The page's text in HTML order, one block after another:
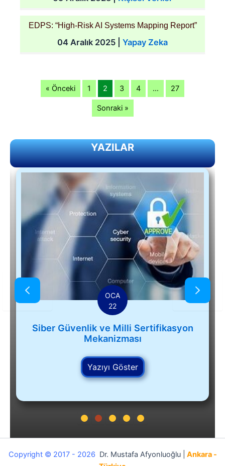
EDPS: “High-Risk AI Systems Mapping Report”
04 Aralık 2025 Yapay Zeka
« Önceki 1 2 3 4 … 27
Sonraki »
YAZILAR
OCA
22
Siber Güvenlik ve Milli Sertifikasyon
Mekanizması
Yazıyı Göster
Copyright © 2017 - 2026 Dr. Mustafa Afyonluoğlu |
Ankara -